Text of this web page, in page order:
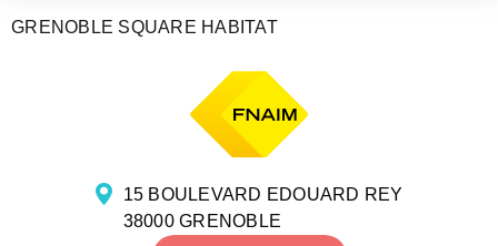
GRENOBLE SQUARE HABITAT
15 BOULEVARD EDOUARD REY
38000 GRENOBLE